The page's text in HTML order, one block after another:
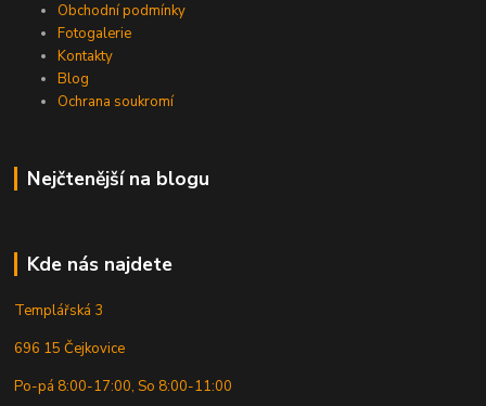
Obchodní podmínky
Fotogalerie
Kontakty
Blog
Ochrana soukromí
Nejčtenější na blogu
Kde nás najdete
Templářská 3
696 15 Čejkovice
Po-pá 8:00-17:00, So 8:00-11:00